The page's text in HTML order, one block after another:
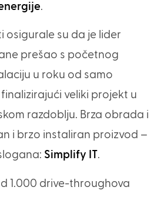
.
osigurale su da je lider
prešao s početnog
u roku od samo
veliki projekt u
razdoblju. Brza obrada i
i brzo instaliran proizvod –
Simplify IT .
1.000 drive-throughova